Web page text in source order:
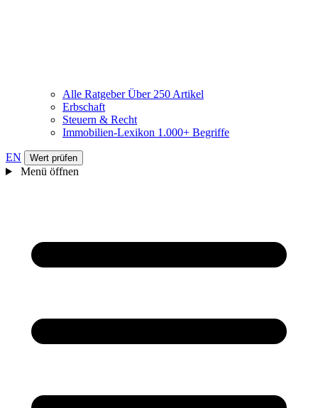
Alle RatgeberÜber 250 Artikel
Erbschaft
Steuern & Recht
Immobilien-Lexikon 1.000+ Begriffe
EN Wert prüfen
Menü öffnen